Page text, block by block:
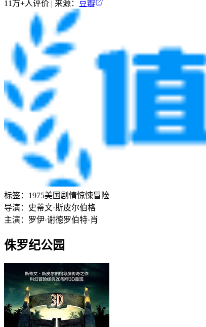
11万+人评价 | 来源： 豆瓣
标签： 1975美国 剧情惊悚冒险
导演：
史蒂文·斯皮尔伯格
主演： 罗伊·谢德罗伯特·肖
侏罗纪公园